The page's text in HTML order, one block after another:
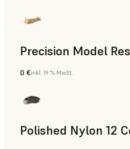
Zahnmedizin
0 €inkl. 19 % MwSt.
Polished Nylon 12